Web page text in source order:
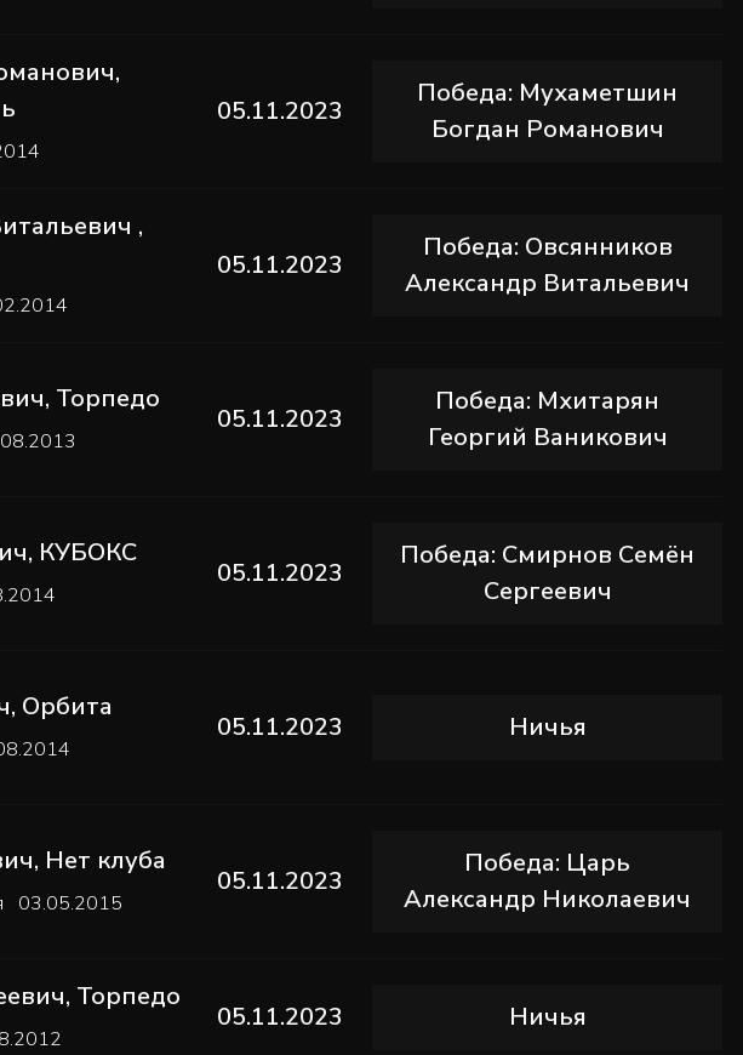
,
05.11.2023
Победа: Мухаметшин
Богдан Романович
,
05.11.2023
Победа: Овсянников
Александр Витальевич
, Торпедо
05.11.2023
Победа: Мхитарян
Георгий Ваникович
, КУБОКС
05.11.2023
Победа: Смирнов Семён
Сергеевич
, Орбита
05.11.2023 Ничья
, Нет клуба
03.05.2015
05.11.2023
Победа: Царь
Александр Николаевич
, Торпедо
05.11.2023 Ничья